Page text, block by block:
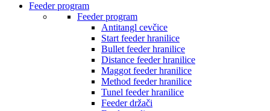
Feeder program
Feeder program
Antitangl cevčice
Start feeder hranilice
Bullet feeder hranilice
Distance feeder hranilice
Maggot feeder hranilice
Method feeder hranilice
Tunel feeder hranilice
Feeder držači